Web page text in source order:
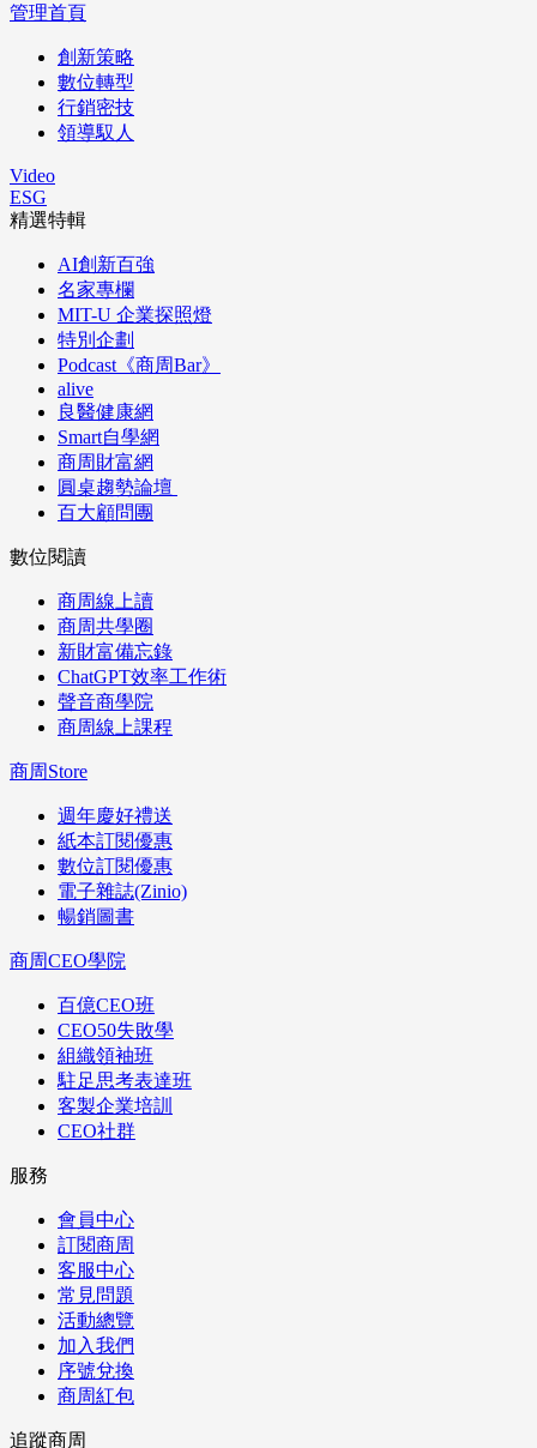
管理首頁
創新策略
數位轉型
行銷密技
領導馭人
Video
ESG
精選特輯
AI創新百強
名家專欄
MIT-U 企業探照燈
特別企劃
Podcast《商周Bar》
alive
良醫健康網
Smart自學網
商周財富網
圓桌趨勢論壇
百大顧問團
數位閱讀
商周線上讀
商周共學圈
新財富備忘錄
ChatGPT效率工作術
聲音商學院
商周線上課程
商周Store
週年慶好禮送
紙本訂閱優惠
數位訂閱優惠
電子雜誌(Zinio)
暢銷圖書
商周CEO學院
百億CEO班
CEO50失敗學
組織領袖班
駐足思考表達班
客製企業培訓
CEO社群
服務
會員中心
訂閱商周
客服中心
常見問題
活動總覽
加入我們
序號兌換
商周紅包
追蹤商周